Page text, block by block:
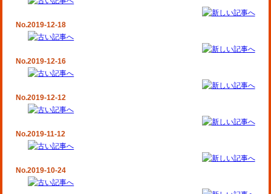
No.2019-12-18
No.2019-12-16
No.2019-12-12
No.2019-11-12
No.2019-10-24